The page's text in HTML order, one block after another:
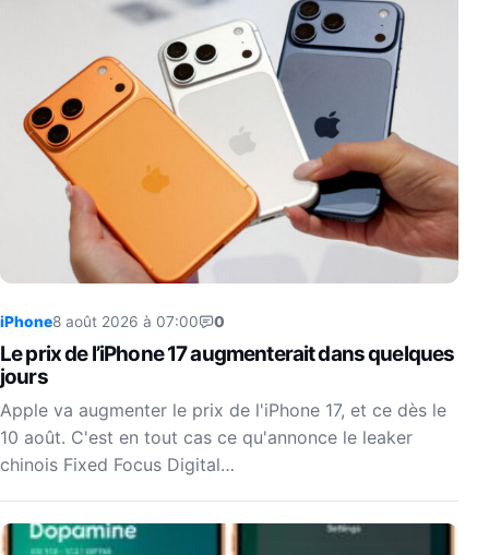
iPhone8 août 2026 à 07:00 0
Le prix de l’iPhone 17 augmenterait dans quelques
jours
Apple va augmenter le prix de l'iPhone 17, et ce dès le
10 août. C'est en tout cas ce qu'annonce le leaker
chinois Fixed Focus Digital…